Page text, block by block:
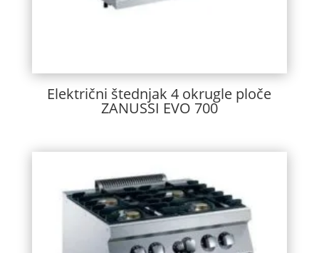
Električni štednjak 4 okrugle ploče
ZANUSSI EVO 700